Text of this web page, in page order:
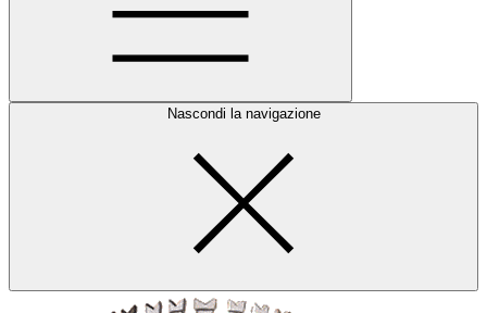
Nascondi la navigazione